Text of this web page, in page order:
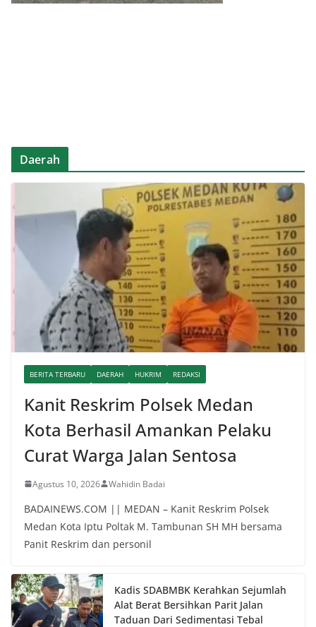
Daerah
BERITA TERBARU DAERAH HUKRIM REDAKSI
Kanit Reskrim Polsek Medan
Kota Berhasil Amankan Pelaku
Curat Warga Jalan Sentosa
Agustus 10, 2026 Wahidin Badai
BADAINEWS.COM || MEDAN – Kanit Reskrim Polsek
Medan Kota Iptu Poltak M. Tambunan SH MH bersama
Panit Reskrim dan personil
Kadis SDABMBK Kerahkan Sejumlah
Alat Berat Bersihkan Parit Jalan
Taduan Dari Sedimentasi Tebal